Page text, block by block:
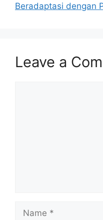
Beradaptasi dengan
Leave a